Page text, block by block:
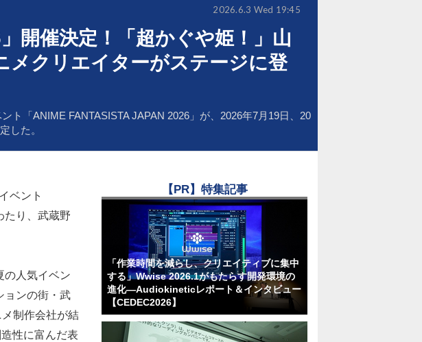
開催決定！「超かぐや姫！」山
メクリエイターがステージに登
ト「ANIME FANTASISTA JAPAN 2026」が、2026年7月19日、20
した。
2026.6.3 Wed 19:45
ベント
たり、武蔵野
の人気イベン
ョンの街・武
制作会社が結
性に富んだ表
【PR】特集記事
「作業時間を減らし、クリエイティブに集中
する」Wwise 2026.1がもたらす開発環境の
進化―Audiokineticレポート＆インタビュー
【CEDEC2026】